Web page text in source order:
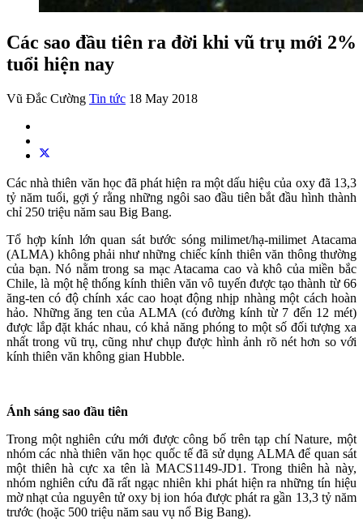
Các sao đầu tiên ra đời khi vũ trụ mới 2%
tuổi hiện nay
Vũ Đắc Cường Tin tức 18 May 2018
Các nhà thiên văn học đã phát hiện ra một dấu hiệu của oxy đã 13,3
tỷ năm tuổi, gợi ý rằng những ngôi sao đầu tiên bắt đầu hình thành
chỉ 250 triệu năm sau Big Bang.
Tổ hợp kính lớn quan sát bước sóng milimet/hạ-milimet Atacama
(ALMA) không phải như những chiếc kính thiên văn thông thường
của bạn. Nó nằm trong sa mạc Atacama cao và khô của miền bắc
Chile, là một hệ thống kính thiên văn vô tuyến được tạo thành từ 66
ăng-ten có độ chính xác cao hoạt động nhịp nhàng một cách hoàn
hảo. Những ăng ten của ALMA (có đường kính từ 7 đến 12 mét)
được lắp đặt khác nhau, có khả năng phóng to một số đối tượng xa
nhất trong vũ trụ, cũng như chụp được hình ảnh rõ nét hơn so với
kính thiên văn không gian Hubble.
Ánh sáng sao đầu tiên
Trong một nghiên cứu mới được công bố trên tạp chí Nature, một
nhóm các nhà thiên văn học quốc tế đã sử dụng ALMA để quan sát
một thiên hà cực xa tên là MACS1149-JD1. Trong thiên hà này,
nhóm nghiên cứu đã rất ngạc nhiên khi phát hiện ra những tín hiệu
mờ nhạt của nguyên tử oxy bị ion hóa được phát ra gần 13,3 tỷ năm
trước (hoặc 500 triệu năm sau vụ nổ Big Bang).